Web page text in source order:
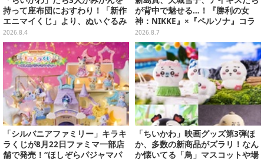
持って座布団におすわり！「新作
エニマイくじ」より、ぬいぐるみ
画像が初公開
2026.8.4
が背中で魅せる…！『勝利の女
神：NIKKE』×『ペルソナ』コラ
ボキャラ＆KV解禁
2026.8.7
「シルバニアファミリー」キラキ
ラくじが8月22日ファミマ一部店
舗で発売！“ほしぞらパジャマパ
「ちいかわ」映画グッズ第3弾ほ
か、多数の新商品がズラリ！なん
か懐いてる「鳥」マスコットや場